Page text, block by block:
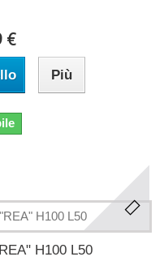
€
Più
H100 L50